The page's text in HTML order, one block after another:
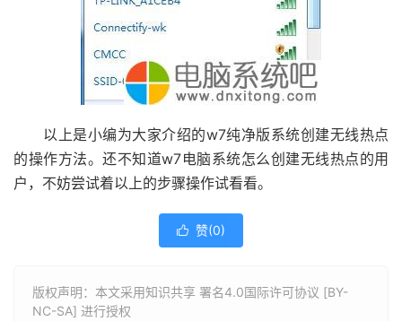
以上是小编为大家介绍的w7纯净版系统创建无线热点
的操作方法。还不知道w7电脑系统怎么创建无线热点的用
户，不妨尝试着以上的步骤操作试看看。
 赞(0)
版权声明：本文采用知识共享 署名4.0国际许可协议 [BY-
NC-SA] 进行授权